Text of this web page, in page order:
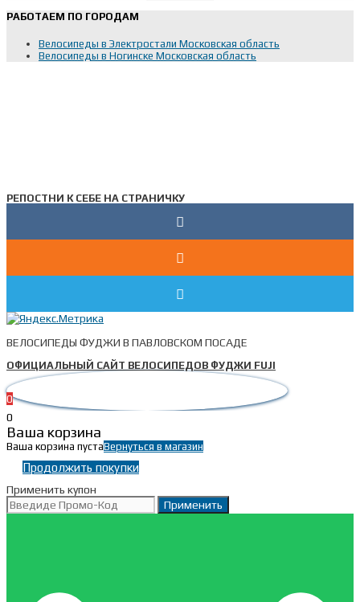
РАБОТАЕМ ПО ГОРОДАМ
Велосипеды в Электростали Московская область
Велосипеды в Ногинске Московская область
РЕПОСТНИ К СЕБЕ НА СТРАНИЧКУ
ВЕЛОСИПЕДЫ ФУДЖИ В ПАВЛОВСКОМ ПОСАДЕ
ОФИЦИАЛЬНЫЙ САЙТ ВЕЛОСИПЕДОВ ФУДЖИ FUJI
0
0
Ваша корзина
Ваша корзина пустаВернуться в магазин
Продолжить покупки
Применить купон
Применить